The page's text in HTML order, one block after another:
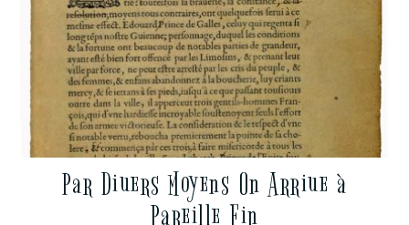
Par Diuers Moyens On Arriue à
Pareille Fin